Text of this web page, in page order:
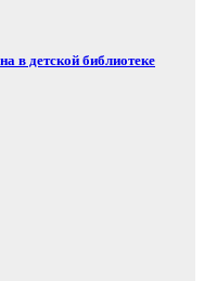
в детской библиотеке